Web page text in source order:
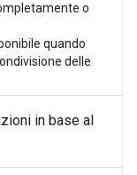
o
quando
delle
in base al